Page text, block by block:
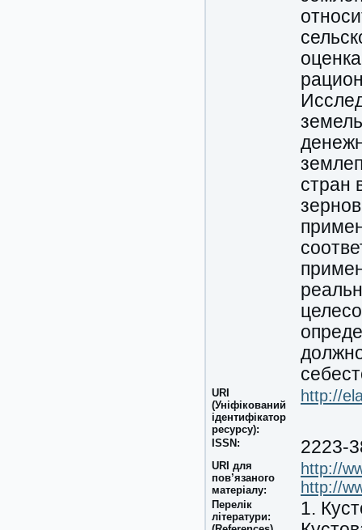
стран
URI
(Уніфікований
ідентифікатор
ресурсу):
http://
ISSN: 2223-
URI для
пов’язаного
матеріалу:
http://
http://
Перелік
літератури:
1.